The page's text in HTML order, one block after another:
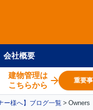
会社概要
建物管理は
こちらから
重要
ー様へ】ブログ一覧 Owners